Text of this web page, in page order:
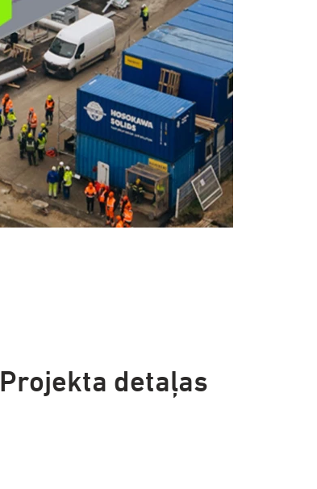
Projekta detaļas